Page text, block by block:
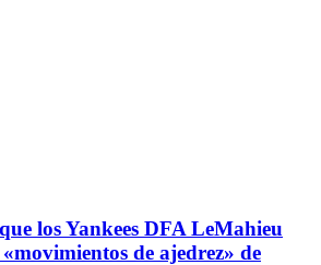
los Yankees DFA LeMahieu
de ajedrez» de